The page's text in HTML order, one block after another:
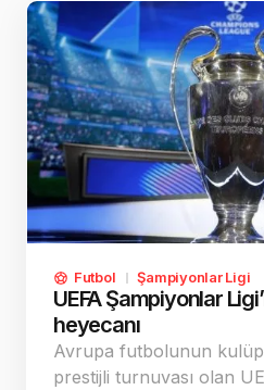
Futbol Şampiyonlar Ligi
UEFA Şampiyonlar
heyecanı
Avrupa futbolunun
prestijli turnuvası olan